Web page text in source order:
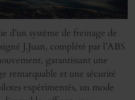
d’un système de freinage de
J.Juan, complété par l’ABS
garantissant une
remarquable et une sécurité
expérimentés, un mode